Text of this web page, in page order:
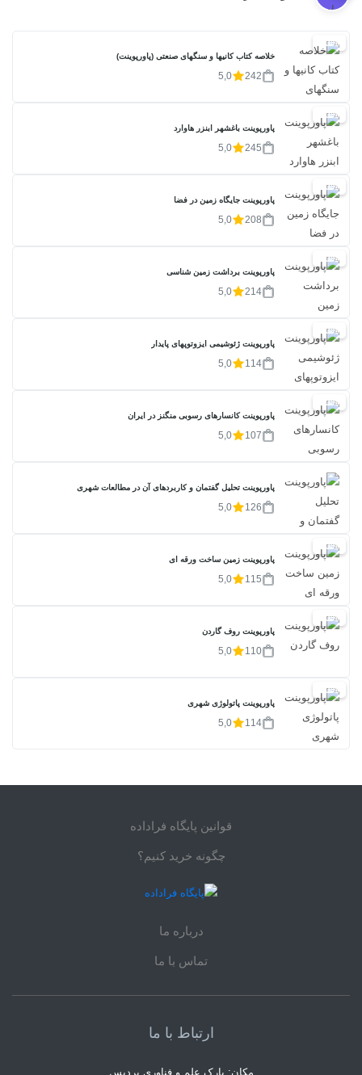
20%
خلاصه کتاب کانیها و سنگهای صنعتی (پاورپوینت)
242
5,0
20%
پاورپوینت باغشهر ابنزر هاوارد
245
5,0
20%
پاورپوینت جایگاه زمین در فضا
208
5,0
20%
پاورپوینت برداشت زمین شناسی
214
5,0
20%
پاورپوینت ژئوشیمی ایزوتوپهای پایدار
114
5,0
20%
پاورپوینت کانسارهای رسوبی منگنز در ایران
107
5,0
پاورپوینت تحلیل گفتمان و کاربردهای آن در مطالعات شهری
126
5,0
20%
پاورپوینت زمین ساخت ورقه ای
115
5,0
20%
پاورپوینت روف گاردن
110
5,0
20%
پاورپوینت پاتولوژی شهری
114
5,0
قوانین پایگاه فراداده
چگونه خرید کنیم؟
درباره ما
تماس با ما
ارتباط با ما
مکان: پارک علم و فناوری پردیس